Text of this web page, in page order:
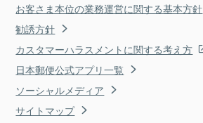
お客さま本位の業務運営に関する基本方針
勧誘方針
カスタマーハラスメントに関する考え方
日本郵便公式アプリ一覧
ソーシャルメディア
サイトマップ